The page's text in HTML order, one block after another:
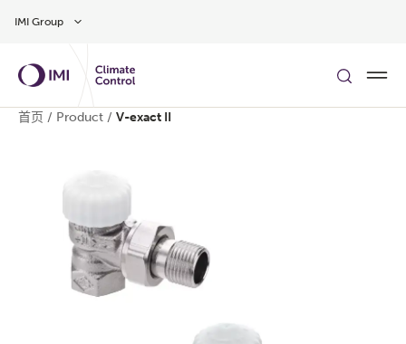
IMI Group
首页 / Product / V-exact II